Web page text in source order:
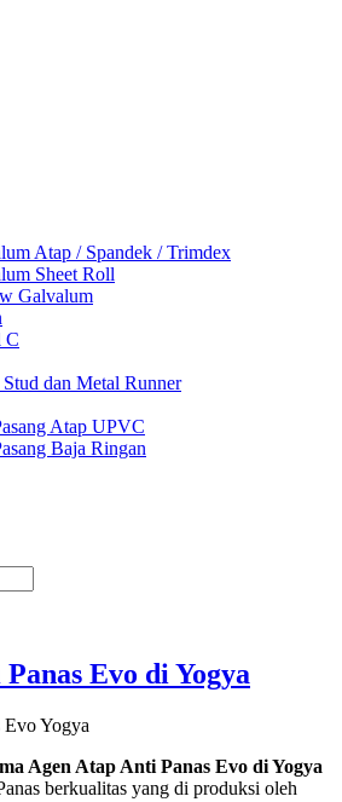
Atap / Spandek / Trimdex
Sheet Roll
Galvalum
C
dan Metal Runner
Atap UPVC
Baja Ringan
Evo di Yogya
Agen Atap Anti Panas Evo di Yogya
berkualitas yang di produksi oleh